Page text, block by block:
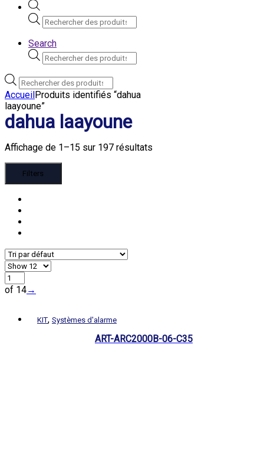
Recherche
de
produits
Search
Recherche
de
produits
Recherche
de
produits
Accueil Produits identifiés “dahua
laayoune”
dahua laayoune
Affichage de 1–15 sur 197 résultats
Filters
of 14→
KIT, Systèmes d'alarme
ART-ARC2000B-06-C35